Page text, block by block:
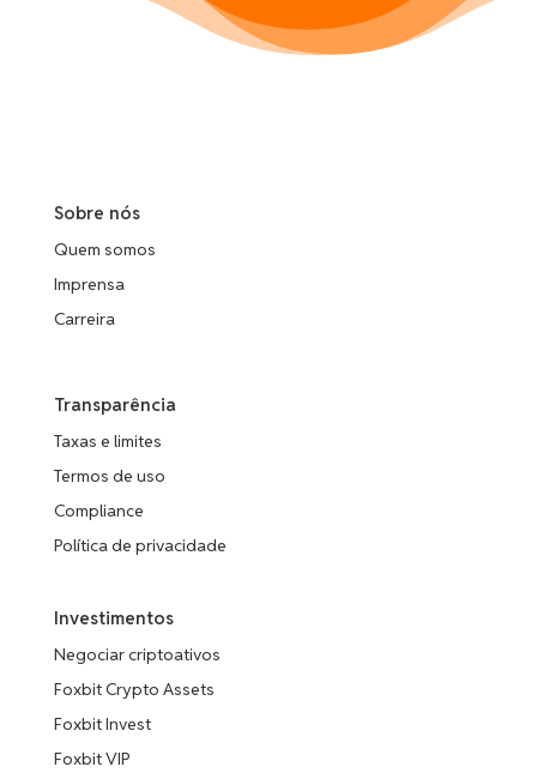
Sobre nós
Quem somos
Imprensa
Carreira
Transparência
Taxas e limites
Termos de uso
Compliance
Política de privacidade
Investimentos
Negociar criptoativos
Foxbit Crypto Assets
Foxbit Invest
Foxbit VIP